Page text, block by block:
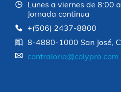
Lunes a viernes de 8:00
Jornada continua
+(506) 2437-8800
8-4880-1000 San José,
contraloria@colypro.com